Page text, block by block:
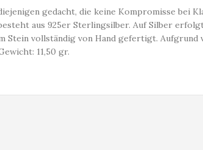
gedacht, die keine Kompromisse bei
aus 925er Sterlingsilber. Auf Silber
vollständig von Hand gefertigt. Aufgrund
11,50 gr.